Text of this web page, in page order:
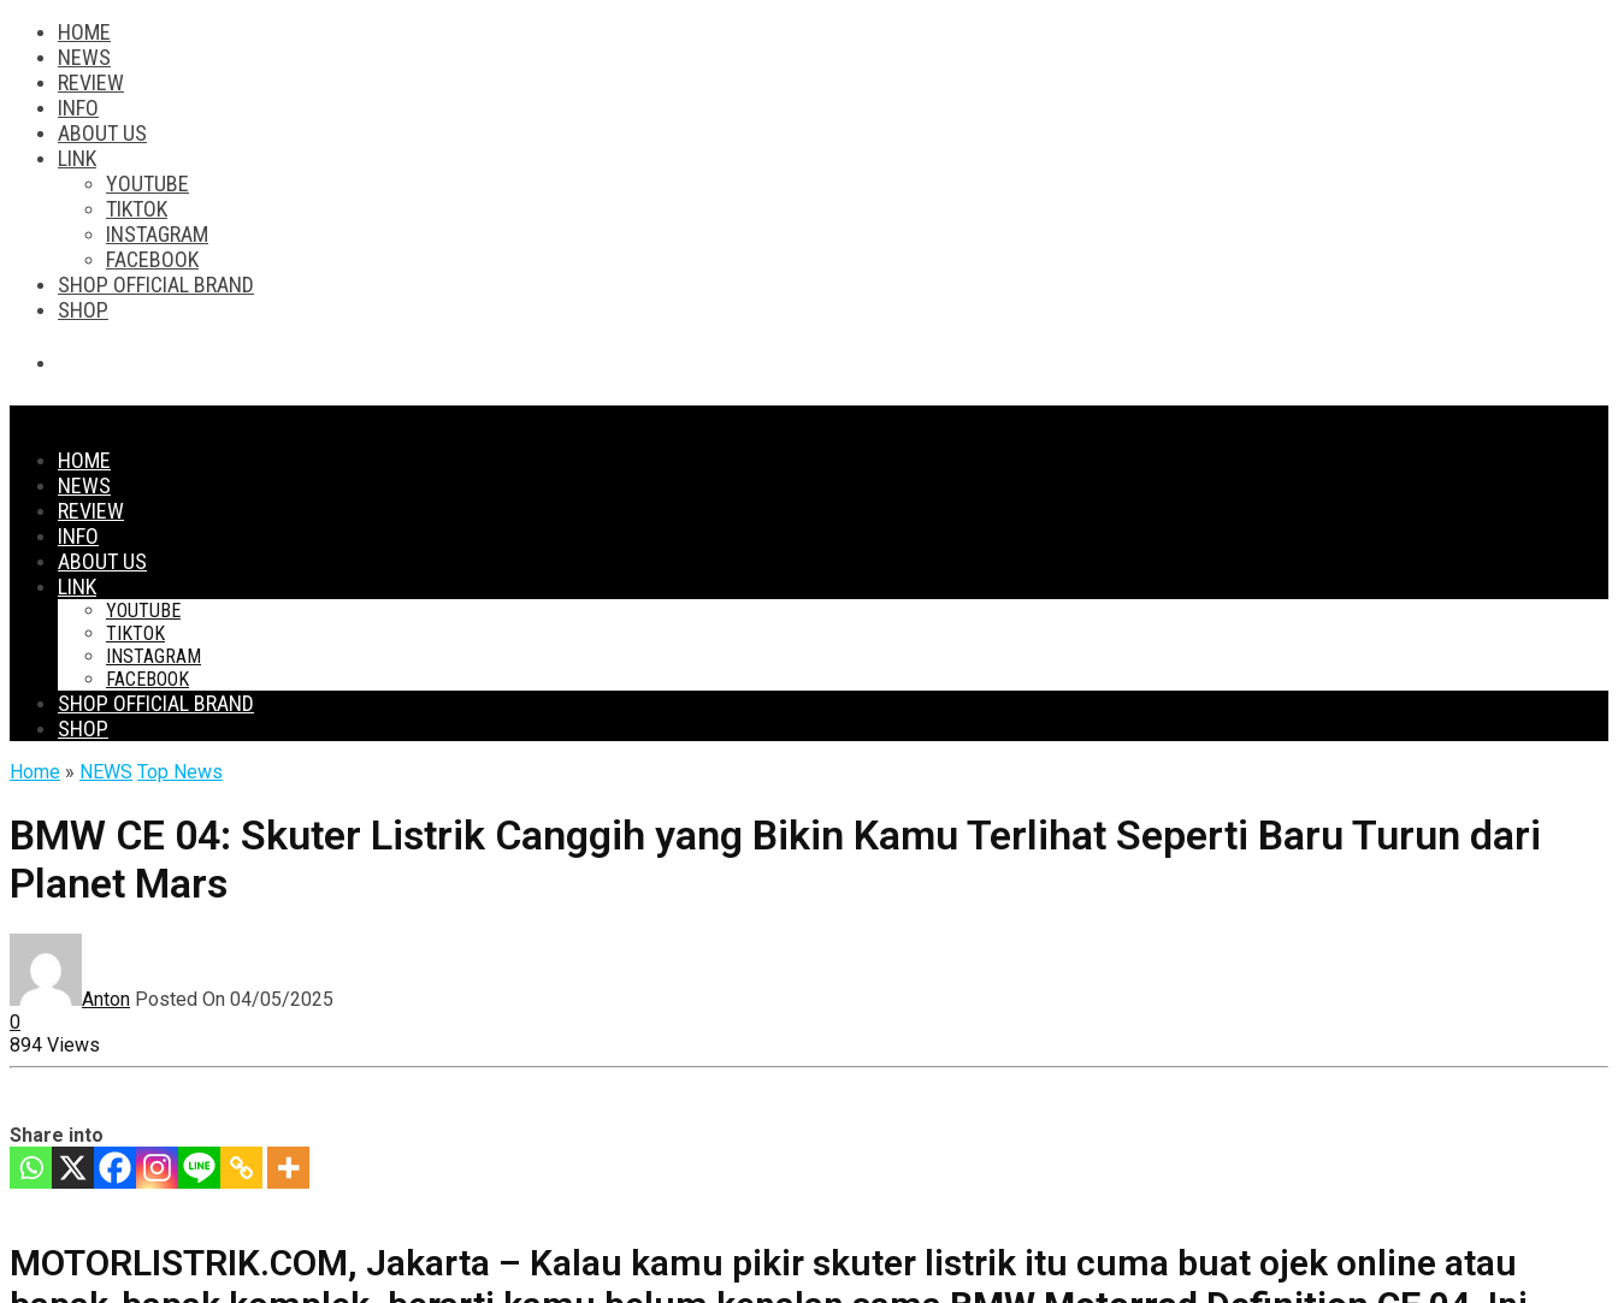
HOME
NEWS
REVIEW
INFO
ABOUT US
LINK
YOUTUBE
TIKTOK
INSTAGRAM
FACEBOOK
SHOP OFFICIAL BRAND
SHOP
HOME
NEWS
REVIEW
INFO
ABOUT US
LINK
YOUTUBE
TIKTOK
INSTAGRAM
FACEBOOK
SHOP OFFICIAL BRAND
SHOP
Home » NEWS Top News
BMW CE 04: Skuter Listrik Canggih yang Bikin Kamu Terlihat Seperti Baru Turun dari
Planet Mars
Anton Posted On 04/05/2025
0
894 Views
Share into
MOTORLISTRIK.COM, Jakarta – Kalau kamu pikir skuter listrik itu cuma buat ojek online atau